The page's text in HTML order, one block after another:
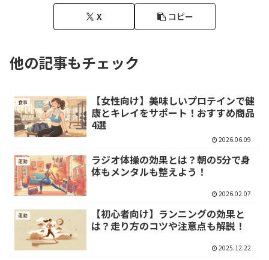
X コピー
他の記事もチェック
食事
【女性向け】美味しいプロテインで健
康とキレイをサポート！おすすめ商品
4選
2026.06.09
運動
ラジオ体操の効果とは？朝の5分で身
体もメンタルも整えよう！
2026.02.07
運動
【初心者向け】ランニングの効果と
は？走り方のコツや注意点も解説！
2025.12.22